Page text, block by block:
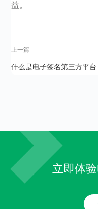
益。
上一篇
什么是电子签名第三方平台
立即体